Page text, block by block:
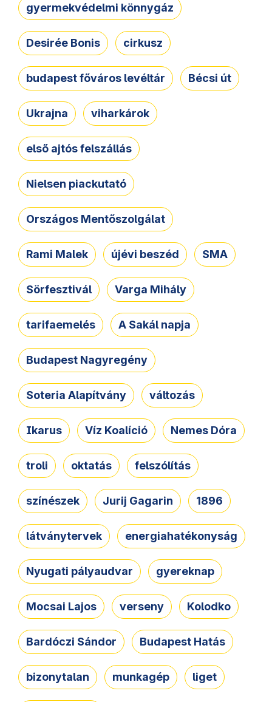
gyermekvédelmi könnygáz
Desirée Bonis cirkusz
budapest főváros levéltár Bécsi út
Ukrajna viharkárok
első ajtós felszállás
Nielsen piackutató
Országos Mentőszolgálat
Rami Malek újévi beszéd SMA
Sörfesztivál Varga Mihály
tarifaemelés A Sakál napja
Budapest Nagyregény
Soteria Alapítvány változás
Ikarus Víz Koalíció Nemes Dóra
troli oktatás felszólítás
színészek Jurij Gagarin 1896
látványtervek energiahatékonyság
Nyugati pályaudvar gyereknap
Mocsai Lajos verseny Kolodko
Bardóczi Sándor Budapest Hatás
bizonytalan munkagép liget